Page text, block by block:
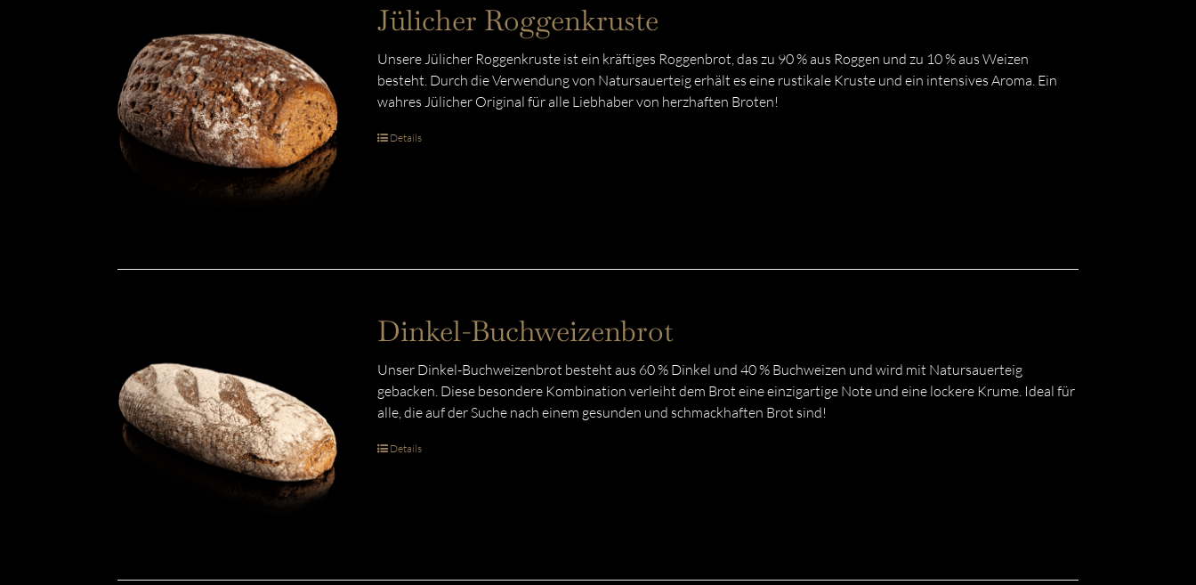
Jülicher Roggenkruste
Unsere Jülicher Roggenkruste ist ein kräftiges Roggenbrot, das zu 90 % aus Roggen und zu 10 % aus Weizen
besteht. Durch die Verwendung von Natursauerteig erhält es eine rustikale Kruste und ein intensives Aroma. Ein
wahres Jülicher Original für alle Liebhaber von herzhaften Broten!
Details
Dinkel-Buchweizenbrot
Unser Dinkel-Buchweizenbrot besteht aus 60 % Dinkel und 40 % Buchweizen und wird mit Natursauerteig
gebacken. Diese besondere Kombination verleiht dem Brot eine einzigartige Note und eine lockere Krume. Ideal für
alle, die auf der Suche nach einem gesunden und schmackhaften Brot sind!
Details